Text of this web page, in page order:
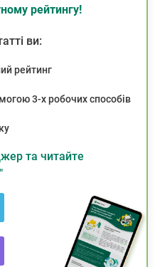
рейтингу!
ви:
рейтинг
3-х робочих способів
та читайте